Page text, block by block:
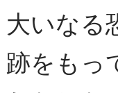
大いなる
跡をもっ